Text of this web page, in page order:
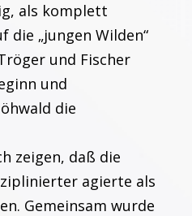
als komplett
die „jungen Wilden“
und Fischer
und
die
zeigen, daß die
agierte als
Gemeinsam wurde